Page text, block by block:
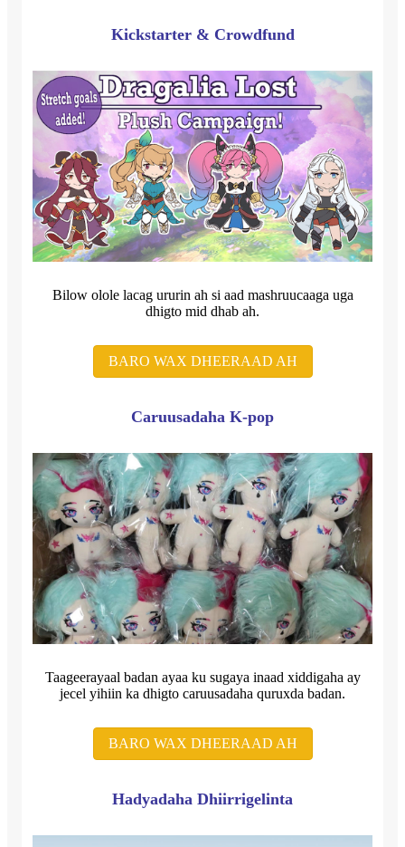
Kickstarter & Crowdfund
Bilow olole lacag ururin ah si aad mashruucaaga uga
dhigto mid dhab ah.
BARO WAX DHEERAAD AH
Caruusadaha K-pop
Taageerayaal badan ayaa ku sugaya inaad xiddigaha ay
jecel yihiin ka dhigto caruusadaha quruxda badan.
BARO WAX DHEERAAD AH
Hadyadaha Dhiirrigelinta